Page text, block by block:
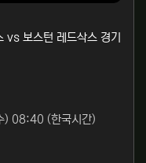
보스턴 레드삭스 경기
) 08:40 (한국시간)